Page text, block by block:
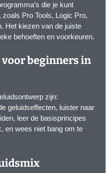
die je kunt
Pro Tools, Logic Pro,
Het kiezen van de juiste
behoeften en voorkeuren.
beginners in
zijn:
geluidseffecten, luister naar
leer de basisprincipes
en wees niet bang om te